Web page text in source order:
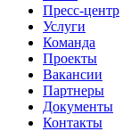
Пресс-центр
Услуги
Команда
Проекты
Вакансии
Партнеры
Документы
Контакты